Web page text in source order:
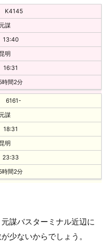
10:30
元
型中级
楚雄客运北站
10:45
元
型中级
楚雄客运北站
11:00
元
中级
型中级
K4145
謀
13:40
昆明
16:31
時間2分
6161-
謀
18:31
昆明
23:33
時間2分
謀バスターミナル近辺に
少ないからでしょう。